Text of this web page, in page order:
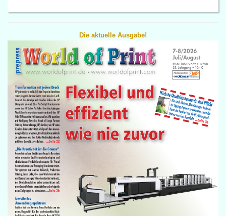
Die aktuelle Ausgabe!